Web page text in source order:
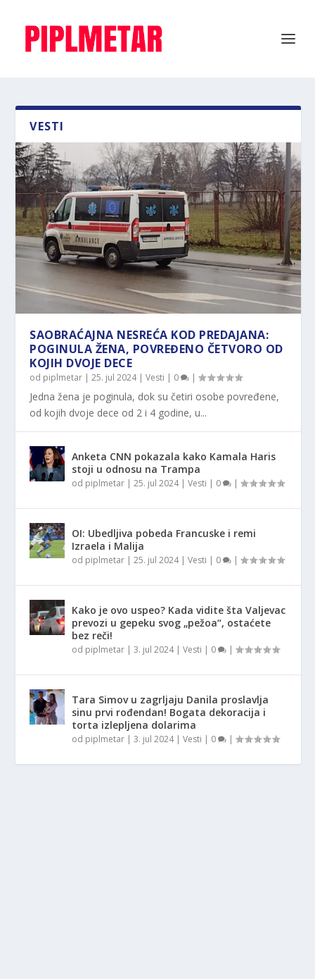
VESTI
SAOBRAĆAJNA NESREĆA KOD PREDAJANA:
POGINULA ŽENA, POVREĐENO ČETVORO OD
KOJIH DVOJE DECE
od piplmetar |25. jul 2024|Vesti | 0 |
Jedna žena je poginula, dok su četiri osobe povređene,
od kojih dvoje dece od 2 i 4 godine, u...
Anketa CNN pokazala kako Kamala Haris
stoji u odnosu na Trampa
od piplmetar |25. jul 2024|Vesti | 0 |
OI: Ubedljiva pobeda Francuske i remi
Izraela i Malija
od piplmetar |25. jul 2024|Vesti | 0 |
Kako je ovo uspeo? Kada vidite šta Valjevac
prevozi u gepeku svog „pežoa“, ostaćete
bez reči!
od piplmetar |3. jul 2024|Vesti | 0 |
Tara Simov u zagrljaju Danila proslavlja
sinu prvi rođendan! Bogata dekoracija i
torta izlepljena dolarima
od piplmetar |3. jul 2024|Vesti | 0 |